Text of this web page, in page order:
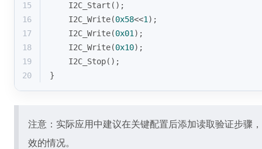
15
    I2C_Start();
16
    I2C_Write(
0x58<<1 );
17
    I2C_Write(
0x01 );
18
    I2C_Write(
0x10);
19
    I2C_Stop();
20
}
注意：实际应用中建议在关键配置后添加读取验证步骤
效的情况。